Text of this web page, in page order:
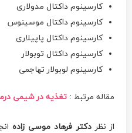
کارسینوم داکتال مدولاری
کارسینوم داکتال موسینوس
کارسینوم داکتال پاپیلاری
کارسینوم داکتال توبولار
کارسینوم لوبولار تهاجمی
مقاله مرتبط : تغذیه در شیمی
از نظردکتر فرهاد موسی زاده